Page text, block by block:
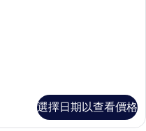
選擇日期以查看價格